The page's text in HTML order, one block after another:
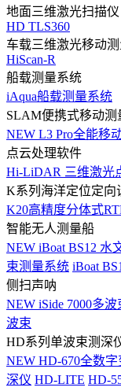
地面三维激光扫描仪
HD TLS360
车载三维激光移动
HiScan-R
船载测量系统
iAqua船载测量系统
SLAM便携式移动测
NEW L3 Pro全能移
点云处理软件
Hi-LiDAR 三维激光
K系列海洋定位定向
K20高精度分体式
智能无人测量船
NEW iBoat BS12 水
束测量系统 iBoat
侧扫声呐
NEW iSide 7000多
波束
HD系列单波束测深
NEW HD-670全数
深仪 HD-LITE HD-